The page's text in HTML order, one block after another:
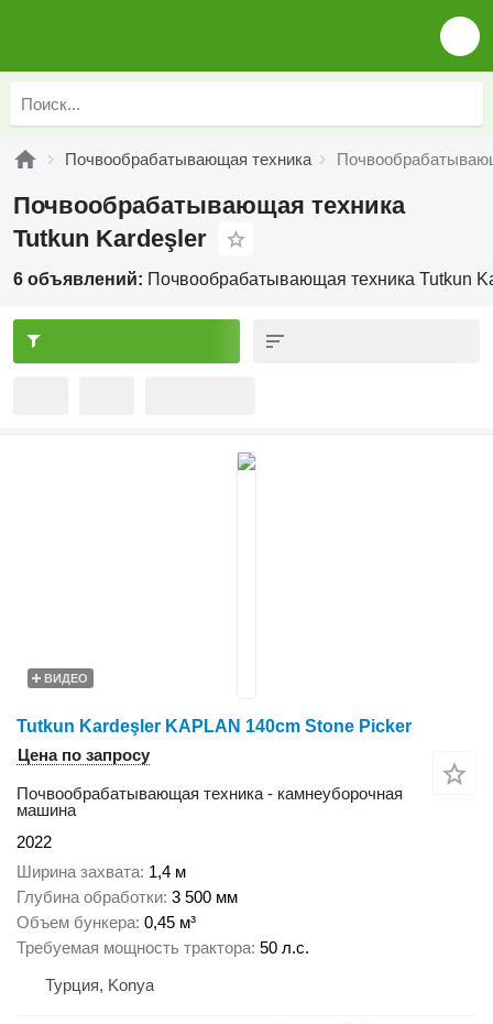
Почвообрабатывающая техника
Почвообрабатывающая техника
Tutkun Kardeşler
6 объявлений: Почвообрабатывающая техника Tutkun
ВИДЕО
Tutkun Kardeşler KAPLAN 140cm Stone Picker
Цена по запросу
Почвообрабатывающая техника - камнеуборочная
машина
2022
Ширина захвата 1,4 м
Глубина обработки 3 500 мм
Объем бункера 0,45 м³
Требуемая мощность трактора 50 л.с.
Турция, Konya